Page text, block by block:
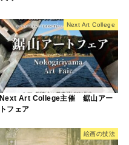
Next Art College
Next Art College主催 鋸山アー
トフェア
絵画の技法